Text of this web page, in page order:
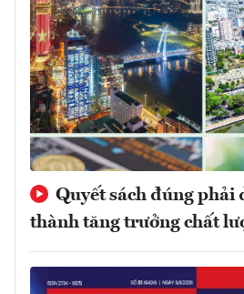
Quyết sách đúng phải
thành tăng trưởng chất